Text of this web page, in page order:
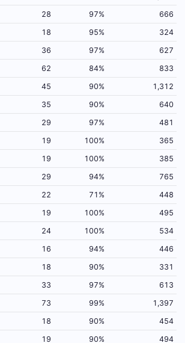
28 97%
666
18 95%
324
36 97%
627
62 84%
833
45 90%
1,312
35 90%
640
29 97%
481
19 100%
365
19 100%
385
29 94%
765
22 71%
448
19 100%
495
24 100%
534
16 94%
446
18 90%
331
33 97%
613
73 99%
1,397
18 90%
454
19 90% 494